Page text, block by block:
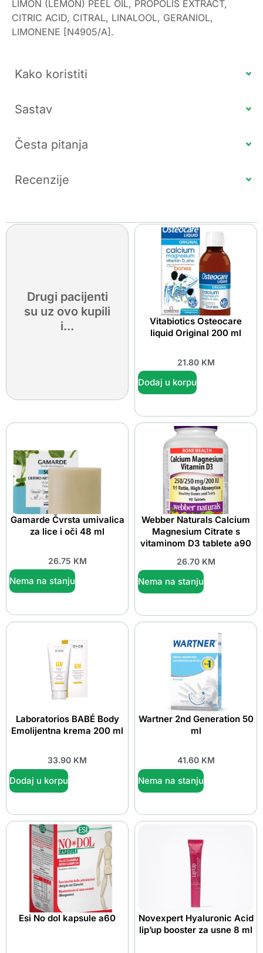
LIMON (LEMON) PEEL OIL, PROPOLIS EXTRACT,
CITRIC ACID, CITRAL, LINALOOL, GERANIOL,
LIMONENE [N4905/A].
Kako koristiti
Sastav
Česta pitanja
Recenzije
Drugi pacijenti
su uz ovo kupili
i...
Vitabiotics Osteocare
liquid Original 200 ml
21.80 KM
Dodaj u korpu
Gamarde Čvrsta umivalica
za lice i oči 48 ml
26.75 KM
Nema na stanju
Webber Naturals Calcium
Magnesium Citrate s
vitaminom D3 tablete a90
26.70 KM
Nema na stanju
Laboratorios BABÉ Body
Emolijentna krema 200 ml
33.90 KM
Dodaj u korpu
Wartner 2nd Generation 50
ml
41.60 KM
Nema na stanju
Esi No dol kapsule a60
Novexpert Hyaluronic Acid
lip’up booster za usne 8 ml